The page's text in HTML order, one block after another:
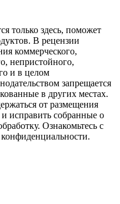
только здесь, поможет
В рецензии
коммерческого,
непристойного,
и в целом
запрещается
в других местах.
от размещения
исправить собранные о
Ознакомьтесь с